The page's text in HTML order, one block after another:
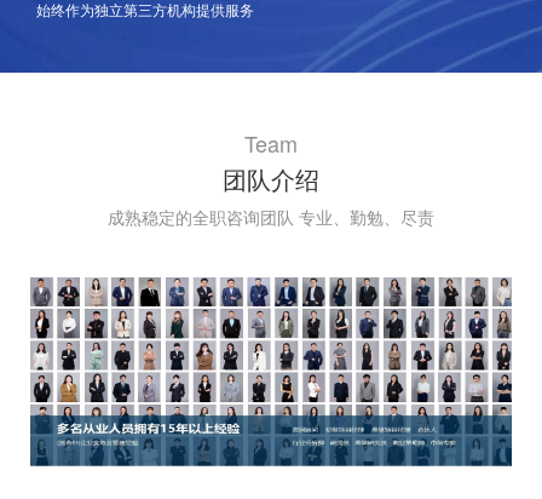
始终作为独立第三方机构提供服务
Team
团队介绍
成熟稳定的全职咨询团队 专业、勤勉、尽责